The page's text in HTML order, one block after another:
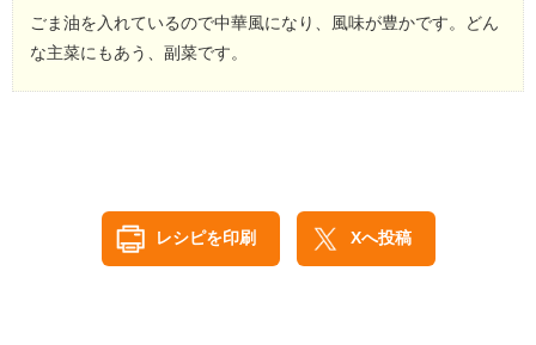
ごま油を入れているので中華風になり、風味が豊かです。どん
な主菜にもあう、副菜です。
レシピを印刷 Xへ投稿